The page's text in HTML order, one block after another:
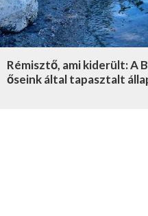
Rémisztő, ami kiderült: A
őseink által tapasztalt